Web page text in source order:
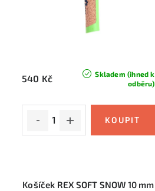
o
u
k
Skladem (ihned k
odběru)
540 Kč
Košíček REX SOFT SNOW 10 mm